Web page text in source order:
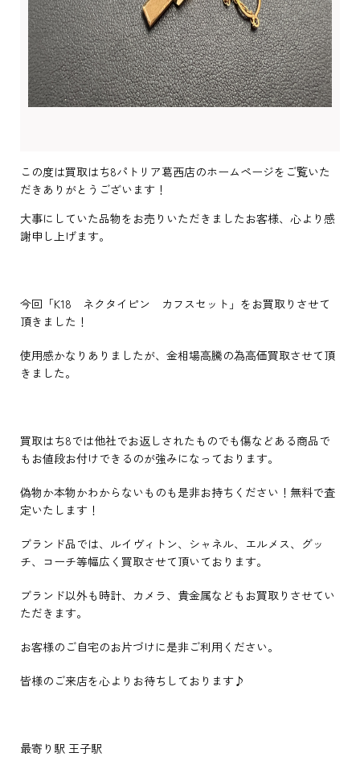
この度は買取はち8パトリア葛西店のホームページをご覧いた
だきありがとうございます！
大事にしていた品物をお売りいただきましたお客様、心より感
謝申し上げます。
今回「K18 ネクタイピン カフスセット」をお買取りさせて
頂きました！
使用感かなりありましたが、金相場高騰の為高価買取させて頂
きました。
買取はち8では他社でお返しされたものでも傷などある商品で
もお値段お付けできるのが強みになっております。
偽物か本物かわからないものも是非お持ちください！無料で査
定いたします！
ブランド品では、ルイヴィトン、シャネル、エルメス、グッ
チ、コーチ等幅広く買取させて頂いております。
ブランド以外も時計、カメラ、貴金属などもお買取りさせてい
ただきます。
お客様のご自宅のお片づけに是非ご利用ください。
皆様のご来店を心よりお待ちしております♪
最寄り駅 王子駅